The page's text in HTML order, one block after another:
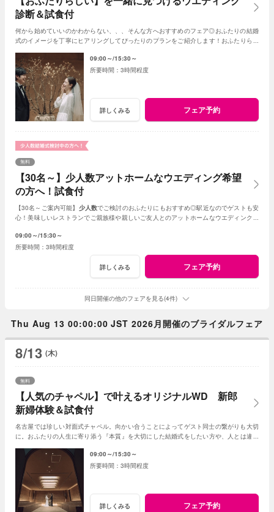
診断＆試食付
何から始めていいのかわからない、、、そんな方へおすすめのフェア◎おふたりの結婚
式のイメージを丁寧にヒアリングしてぴったりのプランをご紹介します！おふたりらし
09:00～ 15:30～
3時間程度
詳しくみる フェア予約
【30名～】少人数アットホームなウエディング希望
の方へ！試食付
無料
【30名～ご案内可能】 少人数でご検討のおふたりにもおすすめ◎駅近なのでゲストも安
心！美味しいレストランでご親族様や親しいご友人とのアットホームなウエディングが
09:00～ 15:30～
3時間程度
詳しくみる フェア予約
同日開催の他のフェアを見る(4件)
Thu Aug 13 00:00:00 JST 2026月開催のブライダルフェア
8/13 (木)
【人気のチャペル】で叶えるオリジナルWD 新郎
新婦体験＆試食付
無料
名古屋では珍しい対面式チャペル。向かい合うことによってゲスト同士の繋がりも大切
に。おふたりの人生に寄り添う『本質』を大切にした結婚式をしたい方や、人とは違う
09:00～ 15:30～
3時間程度
詳しくみる フェア予約